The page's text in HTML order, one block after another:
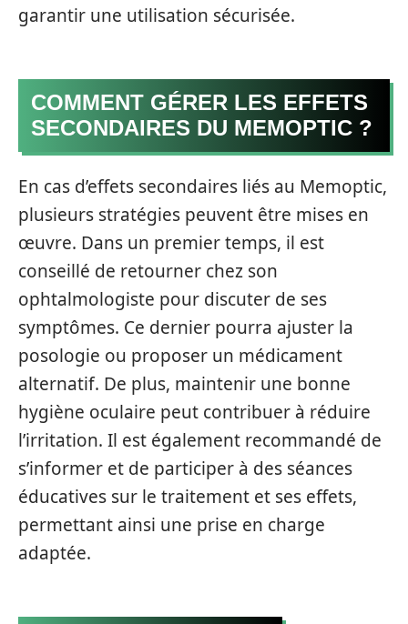
garantir une utilisation sécurisée.
COMMENT GÉRER LES EFFETS
SECONDAIRES DU MEMOPTIC ?
En cas d’effets secondaires liés au Memoptic,
plusieurs stratégies peuvent être mises en
œuvre. Dans un premier temps, il est
conseillé de retourner chez son
ophtalmologiste pour discuter de ses
symptômes. Ce dernier pourra ajuster la
posologie ou proposer un médicament
alternatif. De plus, maintenir une bonne
hygiène oculaire peut contribuer à réduire
l’irritation. Il est également recommandé de
s’informer et de participer à des séances
éducatives sur le traitement et ses effets,
permettant ainsi une prise en charge
adaptée.